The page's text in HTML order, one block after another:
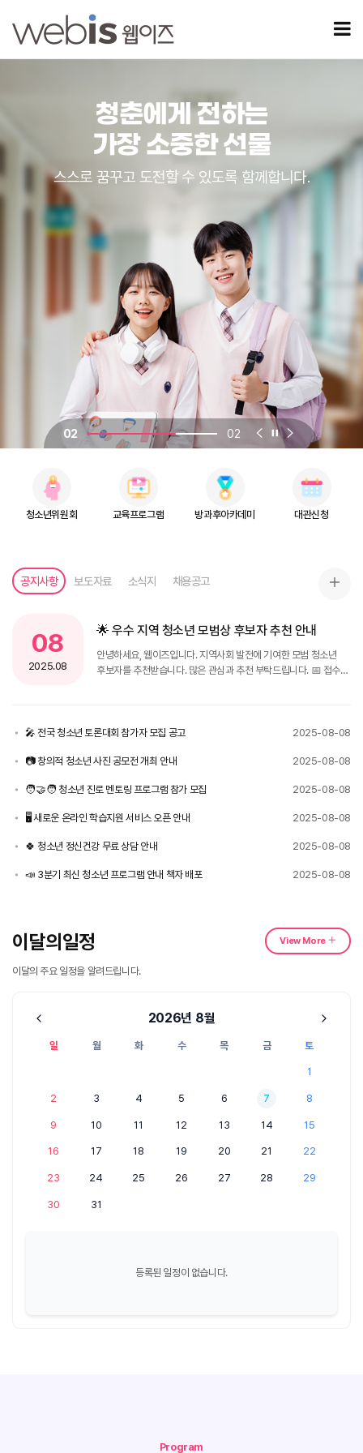
청춘에게 전하는
가장 소중한 선물
스스로 꿈꾸고 도전할 수 있도록 함께합니다.
02 02 이전 슬라이드
슬라이드 정지
다음 슬라이드
청소년위원회 교육프로그램 방과후아카데미 대관신청
공지사항 보도자료 소식지 채용공고
08
2025.08
🌟 우수 지역 청소년 모범상 후보자 추천 안내
안녕하세요, 웹이즈입니다. 지역사회 발전에 기여한 모범 청소년
후보자를 추천받습니다. 많은 관심과 추천 부탁드립니다. 📅 접수
🎤 전국 청소년 토론대회 참가자 모집 공고 2025-08-08
📷 창의적 청소년 사진 공모전 개최 안내 2025-08-08
🧑‍🤝‍🧑 청소년 진로 멘토링 프로그램 참가 모집 2025-08-08
🖥️ 새로운 온라인 학습지원 서비스 오픈 안내 2025-08-08
🍀 청소년 정신건강 무료 상담 안내 2025-08-08
📣 3분기 최신 청소년 프로그램 안내 책자 배포 2025-08-08
이달의일정
이달의 주요 일정을 알려드립니다.
View More
2026 8월
일 월 화 수 목 금 토
1
2 3 4 5 6 7 8
9 10 11 12 13 14 15
16 17 18 19 20 21 22
23 24 25 26 27 28 29
30 31
등록된 일정이 없습니다.
Program